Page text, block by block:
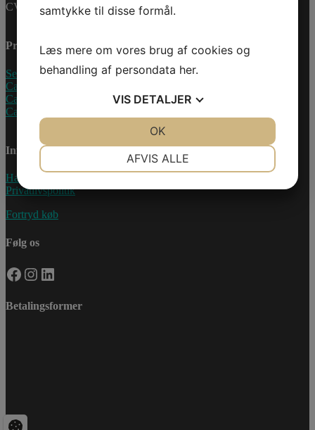
CVR-nummer: 27233678
Produkter
Sea-Doo Vandscooter
Can-Am ATV
Can-Am UTV
Can-Am Roadster
Information
Handelsebetingelser
Privatlivspolitik
Fortryd køb
Følg os
Facebook
Instagram
LinkedIn
Betalingsformer
samtykke til disse formål.
Læs mere om vores brug af cookies og
behandling af persondata her.
VIS DETALJER
AFVIS ALLE
OK